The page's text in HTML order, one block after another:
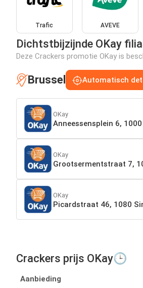
Trafic AVEVE
Dichtstbijzijnde OKay
Deze Crackers promotie OKay is
Brussel Automatisch
OKay
Anneessensplein 6,
OKay
Grootsermentstraat 7,
OKay
Picardstraat 46, 1080
Crackers prijs OKay🕒
Aanbieding